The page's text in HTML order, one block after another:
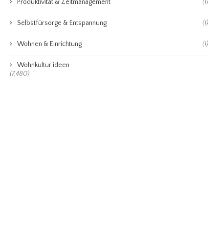
Produktivität & Zeitmanagement (1)
Selbstfürsorge & Entspannung (1)
Wohnen & Einrichtung (1)
Wohnkultur ideen
(7,480)